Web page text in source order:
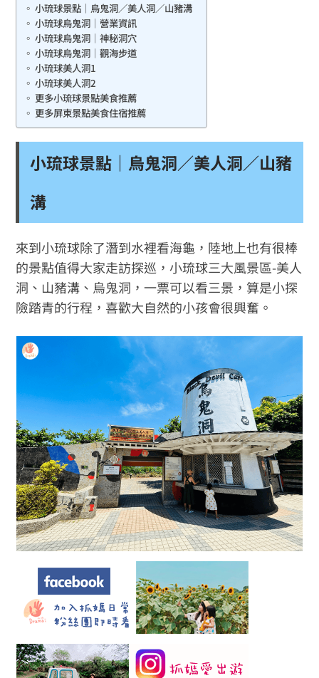
小琉球景點｜烏鬼洞／美人洞／山豬溝
小琉球烏鬼洞｜營業資訊
小琉球烏鬼洞｜神秘洞穴
小琉球烏鬼洞｜觀海步道
小琉球美人洞1
小琉球美人洞2
更多小琉球景點美食推薦
更多屏東景點美食住宿推薦
小琉球景點｜烏鬼洞／美人洞／山豬
溝
來到小琉球除了潛到水裡看海龜，陸地上也有很棒
的景點值得大家走訪探巡，小琉球三大風景區-美人
洞、山豬溝、烏鬼洞，一票可以看三景，算是小探
險踏青的行程，喜歡大自然的小孩會很興奮。